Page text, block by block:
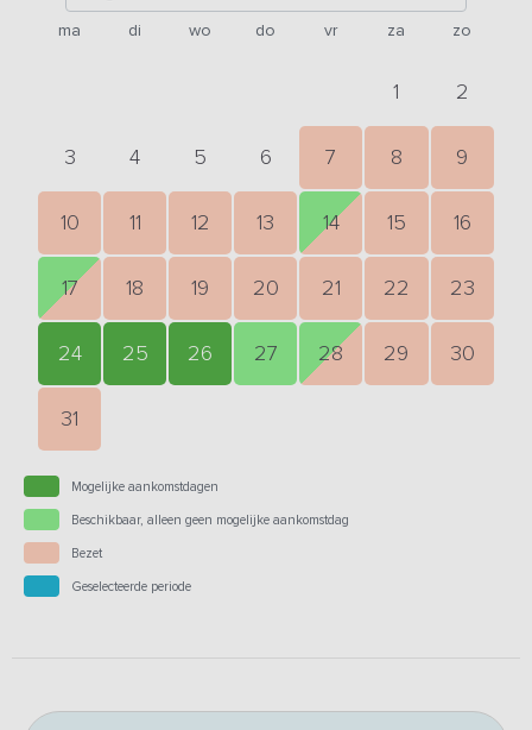
ma di wo do vr za zo
1 2
3 4 5 6 7 8 9
10 11 12 13 14 15 16
17 18 19 20 21 22 23
24 25 26 27 28 29 30
31
Mogelijke aankomstdagen
Beschikbaar, alleen geen mogelijke aankomstdag
Bezet
Geselecteerde periode